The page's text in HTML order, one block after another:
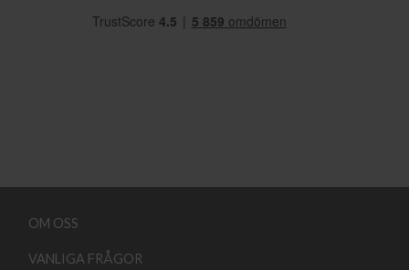
OM OSS
VANLIGA FRÅGOR